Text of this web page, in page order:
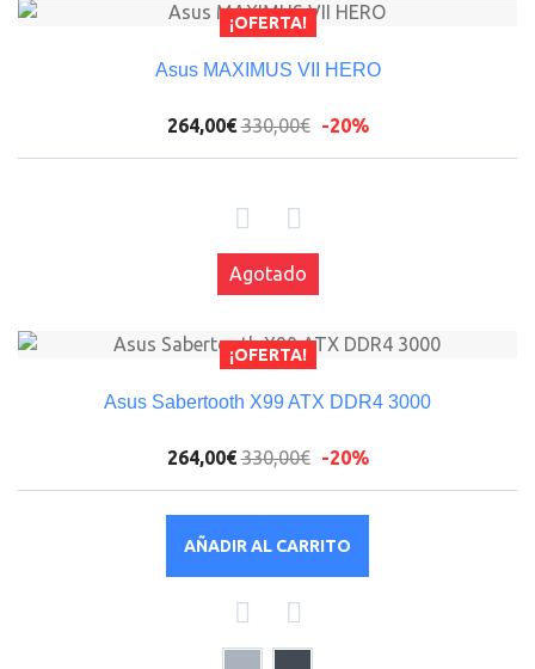
¡OFERTA!
Asus MAXIMUS VII HERO
264,00€ 330,00€ -20%
Agotado
¡OFERTA!
Asus Sabertooth X99 ATX DDR4 3000
264,00€ 330,00€ -20%
AÑADIR AL CARRITO